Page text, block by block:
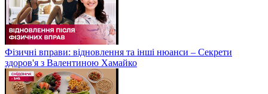
Фізичні вправи: відновлення та інші нюанси – Секрети
здоров'я з Валентиною Хамайко